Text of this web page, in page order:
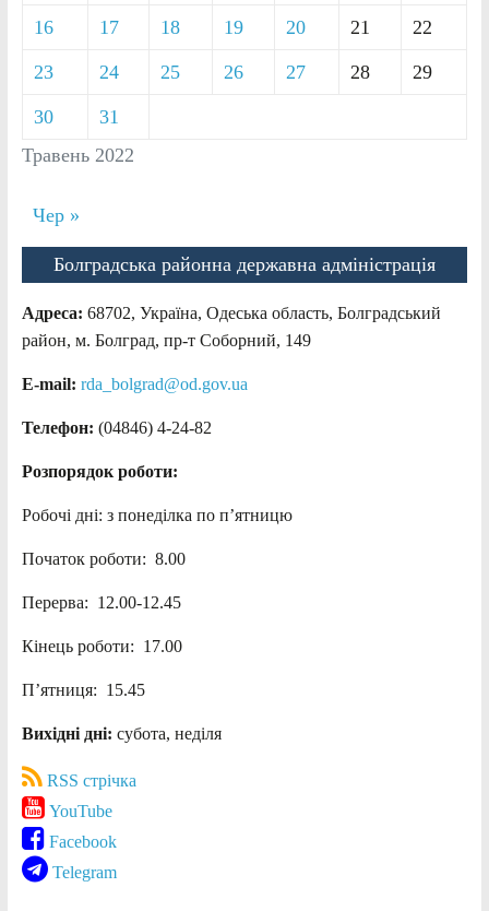
Травень 2022
16 17 18 19 20 21 22
23 24 25 26 27 28 29
30 31
Чер »
Болградська районна державна адміністрація
Адреса: 68702, Україна, Одеська область, Болградський
район, м. Болград, пр-т Соборний, 149
E-mail: rda_bolgrad@od.gov.ua
Телефон: (04846) 4-24-82
Розпорядок роботи:
Робочі дні: з понеділка по п’ятницю
Початок роботи: 8.00
Перерва: 12.00-12.45
Кінець роботи: 17.00
П’ятниця: 15.45
Вихідні дні: субота, неділя
RSS стрічка
YouTube
Facebook
Telegram